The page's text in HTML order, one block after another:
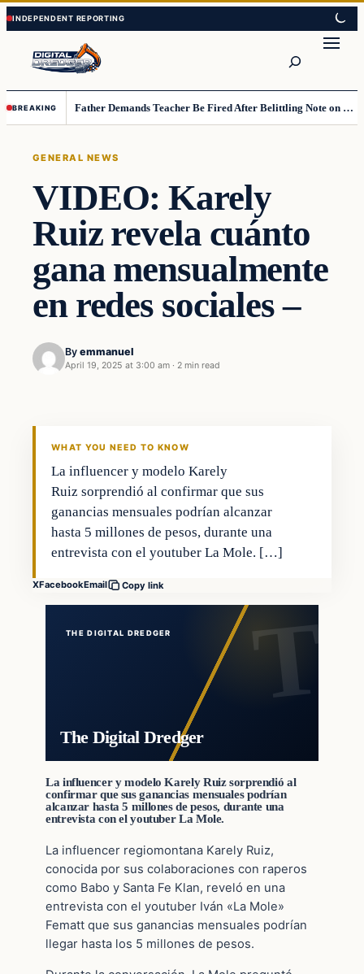
Skip
to
content
Skip
to
content
BREAKING Father Demands Teacher Be Fired After Belittling Note on Second‑Grader’s Math Worksheet
GENERAL NEWS
VIDEO: Karely
Ruiz revela cuánto
gana mensualmente
en redes sociales –
By emmanuel
April 19, 2025 at 3:00 am · 2 min read
WHAT YOU NEED TO KNOW
La influencer y modelo Karely
Ruiz sorprendió al confirmar que sus
ganancias mensuales podrían alcanzar
hasta 5 millones de pesos, durante una
entrevista con el youtuber La Mole. […]
XFacebookEmail Copy link
THE DIGITAL DREDGER
The Digital Dredger
La influencer y modelo Karely Ruiz sorprendió al
confirmar que sus ganancias mensuales podrían
alcanzar hasta 5 millones de pesos, durante una
entrevista con el youtuber La Mole.
La influencer regiomontana Karely Ruiz,
conocida por sus colaboraciones con raperos
como Babo y Santa Fe Klan, reveló en una
entrevista con el youtuber Iván «La Mole»
Fematt que sus ganancias mensuales podrían
llegar hasta los 5 millones de pesos.